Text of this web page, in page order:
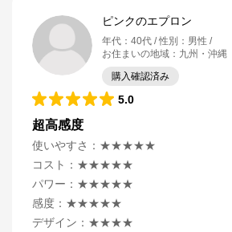
ピンクのエプロン
年代 ： 40代 性別 ： 男性
お住まいの地域 ： 九州・沖縄
購入確認済み
5.0
超高感度
使いやすさ ： ★★★★★
コスト ： ★★★★★
パワー ： ★★★★★
感度 ： ★★★★★
デザイン ： ★★★★